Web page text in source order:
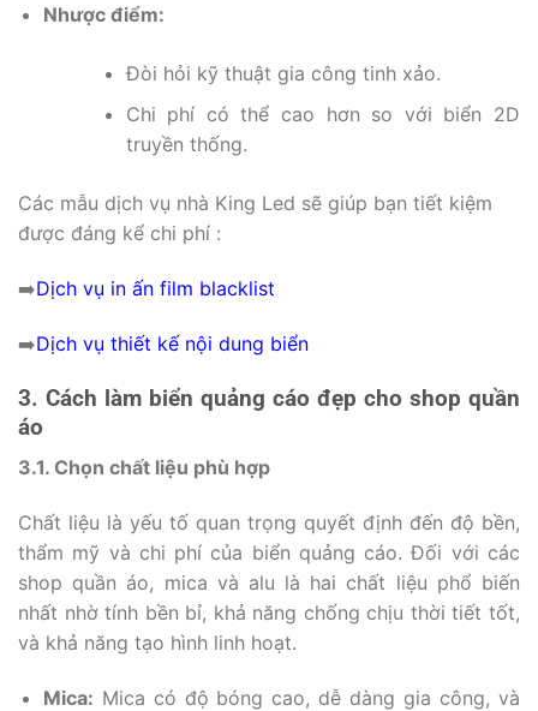
Nhược điểm:
Đòi hỏi kỹ thuật gia công tinh xảo.
Chi phí có thể cao hơn so với biển 2D
truyền thống.
Các mẫu dịch vụ nhà King Led sẽ giúp bạn tiết kiệm
được đáng kể chi phí :
➡️Dịch vụ in ấn film blacklist
➡️Dịch vụ thiết kế nội dung biển
3. Cách làm biển quảng cáo đẹp cho shop quần
áo
3.1. Chọn chất liệu phù hợp
Chất liệu là yếu tố quan trọng quyết định đến độ bền,
thẩm mỹ và chi phí của biển quảng cáo. Đối với các
shop quần áo, mica và alu là hai chất liệu phổ biến
nhất nhờ tính bền bỉ, khả năng chống chịu thời tiết tốt,
và khả năng tạo hình linh hoạt.
Mica: Mica có độ bóng cao, dễ dàng gia công, và